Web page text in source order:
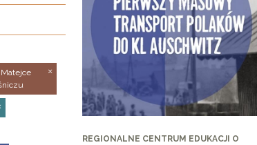
REGIONALNE CENTRUM EDUKACJI O